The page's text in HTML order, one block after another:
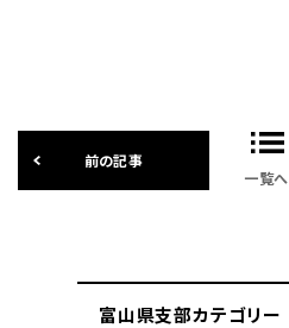
一覧へ
富山県支部カテゴリー